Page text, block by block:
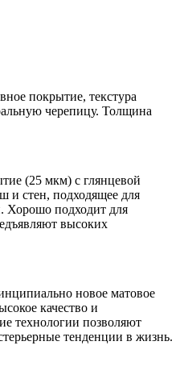
покрытие, текстура
черепицу. Толщина
(25 мкм) с глянцевой
и стен, подходящее для
Хорошо подходит для
высоких
новое матовое
качество и
технологии позволяют
тенденции в жизнь.